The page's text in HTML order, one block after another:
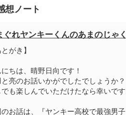
想ノート
ぐれヤンキーくんのあまのじゃく
とがき】
にちは、晴野日向です！
と亮のお話いかがでしたでしょうか？
も楽しんでいただけたなら幸いです
のお話は、『ヤンキー高校で最強男